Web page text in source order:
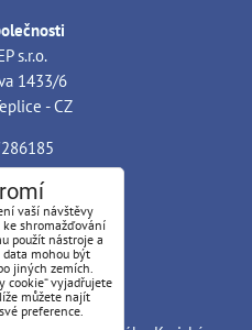
s.r.o.
1433/6
- CZ
spojení
pobočka Teplice
0300
vaší návštěvy
shromažďování
použít nástroje a
mohou být
jiných zemích.
cookie“ vyjadřujete
můžete najít
preference.